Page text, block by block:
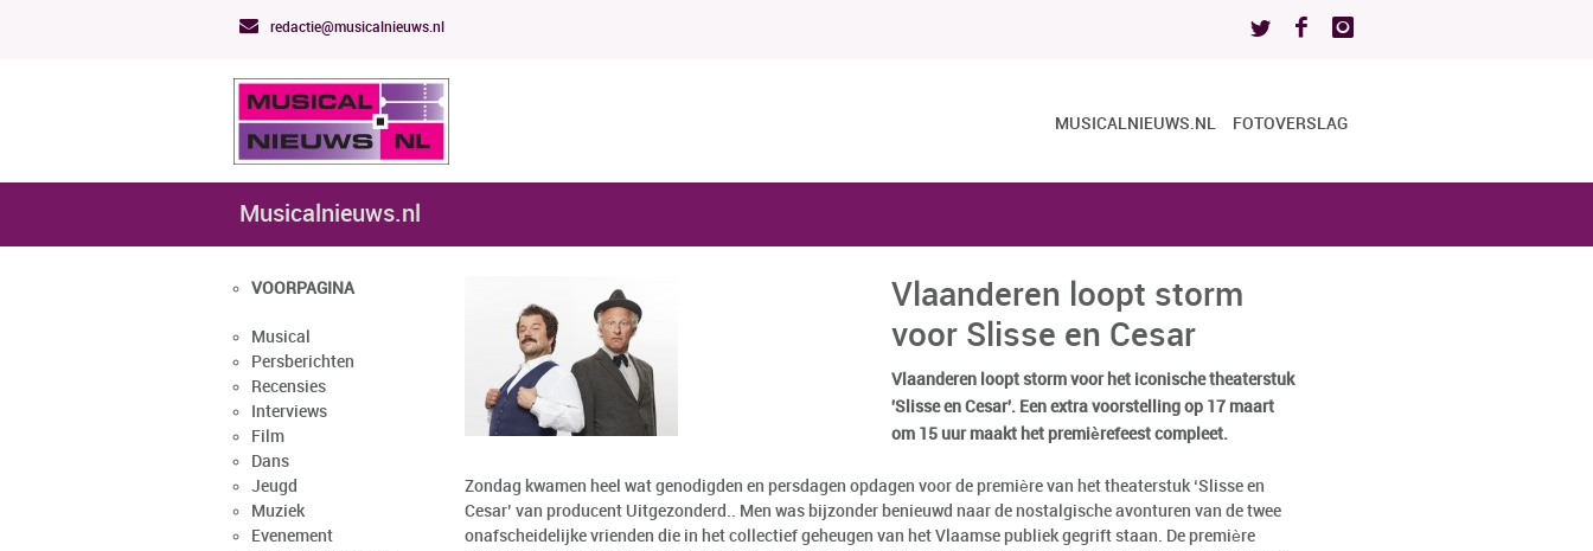
redactie@musicalnieuws.nl
MUSICALNIEUWS.NL FOTOVERSLAG
Musicalnieuws.nl
VOORPAGINA
Musical
Persberichten
Recensies
Interviews
Film
Dans
Jeugd
Muziek
Evenement
Vlaanderen loopt storm
voor Slisse en Cesar
Vlaanderen loopt storm voor het iconische theaterstuk
'Slisse en Cesar'. Een extra voorstelling op 17 maart
om 15 uur maakt het premièrefeest compleet.
Zondag kwamen heel wat genodigden en persdagen opdagen voor de première van het theaterstuk ‘Slisse en
Cesar’ van producent Uitgezonderd.. Men was bijzonder benieuwd naar de nostalgische avonturen van de twee
onafscheidelijke vrienden die in het collectief geheugen van het Vlaamse publiek gegrift staan. De première